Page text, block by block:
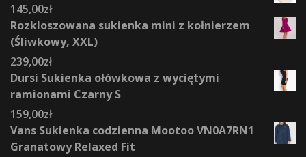
145,00zł
Rozkloszowana sukienka mini z kołnierzem
(Śliwkowy, XXL)
239,00zł
Dursi Sukienka ołówkowa z wyciętymi
ramionami Czarny S
159,00zł
Vans Sukienka codzienna Mootoo VN0A7RN1
Granatowy Relaxed Fit